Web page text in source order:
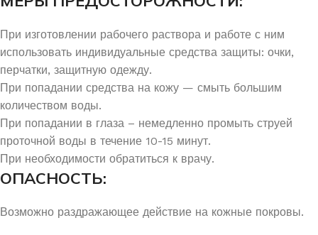
При изготовлении рабочего раствора и работе с ним
использовать индивидуальные средства защиты: очки,
перчатки, защитную одежду.
При попадании средства на кожу — смыть большим
количеством воды.
При попадании в глаза – немедленно промыть струей
проточной воды в течение 10-15 минут.
При необходимости обратиться к врачу.
ОПАСНОСТЬ:
Возможно раздражающее действие на кожные покровы.